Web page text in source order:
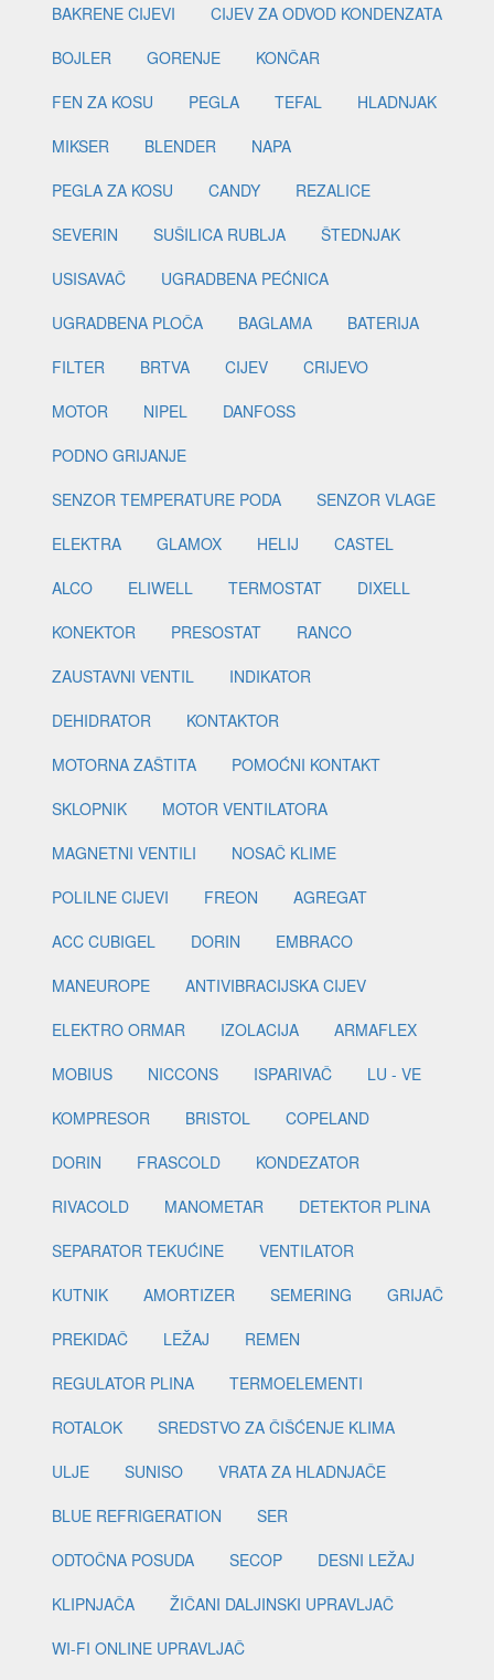
BAKRENE CIJEVI
CIJEV ZA ODVOD KONDENZATA
BOJLER
GORENJE
KONČAR
FEN ZA KOSU
PEGLA TEFAL
HLADNJAK
MIKSER
BLENDER
NAPA
PEGLA ZA KOSU
CANDY
REZALICE
SEVERIN
SUŠILICA RUBLJA
ŠTEDNJAK
USISAVAČ
UGRADBENA PEĆNICA
UGRADBENA PLOČA
BAGLAMA
BATERIJA
FILTER
BRTVA CIJEV
CRIJEVO
MOTOR
NIPEL
DANFOSS
PODNO GRIJANJE
SENZOR TEMPERATURE PODA
SENZOR VLAGE
ELEKTRA
GLAMOX HELIJ
CASTEL
ALCO
ELIWELL TERMOSTAT
DIXELL
KONEKTOR
PRESOSTAT
RANCO
ZAUSTAVNI VENTIL
INDIKATOR
DEHIDRATOR
KONTAKTOR
MOTORNA ZAŠTITA
POMOĆNI KONTAKT
SKLOPNIK
MOTOR VENTILATORA
MAGNETNI VENTILI
NOSAČ KLIME
POLILNE CIJEVI
FREON
AGREGAT
ACC CUBIGEL
DORIN
EMBRACO
MANEUROPE
ANTIVIBRACIJSKA CIJEV
ELEKTRO ORMAR
IZOLACIJA
ARMAFLEX
MOBIUS
NICCONS ISPARIVAČ
LU - VE
KOMPRESOR
BRISTOL
COPELAND
DORIN
FRASCOLD
KONDEZATOR
RIVACOLD
MANOMETAR
DETEKTOR PLINA
SEPARATOR TEKUĆINE
VENTILATOR
KUTNIK
AMORTIZER SEMERING
GRIJAČ
PREKIDAČ
LEŽAJ
REMEN
REGULATOR PLINA
TERMOELEMENTI
ROTALOK
SREDSTVO ZA ČIŠĆENJE KLIMA
ULJE
SUNISO
VRATA ZA HLADNJAČE
BLUE REFRIGERATION
SER
ODTOČNA POSUDA
SECOP
DESNI LEŽAJ
KLIPNJAČA
ŽIČANI DALJINSKI UPRAVLJAČ
WI-FI ONLINE UPRAVLJAČ